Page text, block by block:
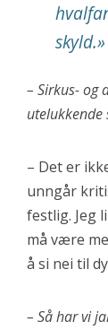
skyld.»
– Sirkus- og
utelukkende
– Det er
unngår
festlig. Jeg
må være
å si nei til
– Så har vi